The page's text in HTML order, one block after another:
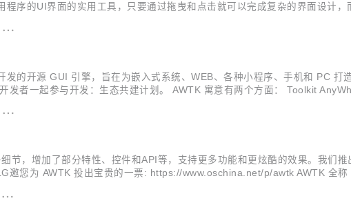
序的UI界面的实用工具，只要通过拖曳和点击就可以完成复杂的界面设计
的开源 GUI 引擎，旨在为嵌入式系统、WEB、各种小程序、手机和 PC 打
发者一起参与开发：生态共建计划。 AWTK 寓意有两个方面： Toolkit
节，增加了部分特性、控件和API等，支持更多功能和更炫酷的效果。我们
邀您为 AWTK 投出宝贵的一票: https://www.oschina.net/p/awtk AWTK 全